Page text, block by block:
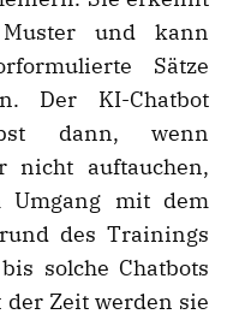
und kann
Sätze
Der KI-Chatbot
dann, wenn
nicht auftauchen,
mit dem
des Trainings
solche Chatbots
Zeit werden sie